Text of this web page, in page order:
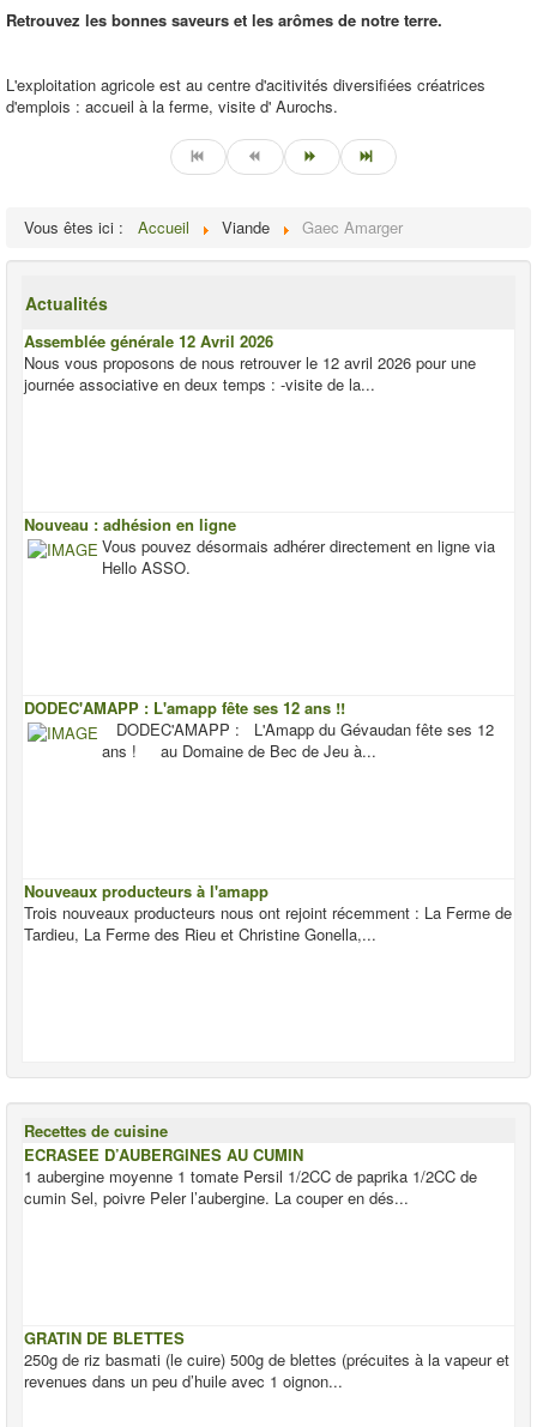
Retrouvez les bonnes saveurs et les arômes de notre terre.
L'exploitation agricole est au centre d'acitivités diversifiées créatrices
d'emplois : accueil à la ferme, visite d' Aurochs.
Vous êtes ici : Accueil Viande Gaec Amarger
Actualités
Assemblée générale 12 Avril 2026
Nous vous proposons de nous retrouver le 12 avril 2026 pour une
journée associative en deux temps : -visite de la...
Nouveau : adhésion en ligne
Vous pouvez désormais adhérer directement en ligne via
Hello ASSO.
DODEC'AMAPP : L'amapp fête ses 12 ans !!
DODEC'AMAPP : L'Amapp du Gévaudan fête ses 12
ans ! au Domaine de Bec de Jeu à...
Nouveaux producteurs à l'amapp
Trois nouveaux producteurs nous ont rejoint récemment : La Ferme de
Tardieu, La Ferme des Rieu et Christine Gonella,...
Recettes de cuisine
ECRASEE D’AUBERGINES AU CUMIN
1 aubergine moyenne 1 tomate Persil 1/2CC de paprika 1/2CC de
cumin Sel, poivre Peler l’aubergine. La couper en dés...
GRATIN DE BLETTES
250g de riz basmati (le cuire) 500g de blettes (précuites à la vapeur et
revenues dans un peu d’huile avec 1 oignon...